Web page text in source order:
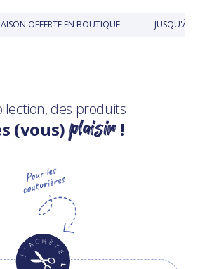
OFFERTE EN BOUTIQUE JUSQU'À
des produits
(vous)plaisir!